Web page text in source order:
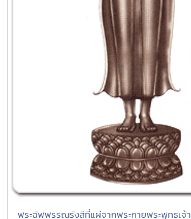
พระฉัพพรรณรังสีที่แผ่จากพระกายพระพุทธเจ้า